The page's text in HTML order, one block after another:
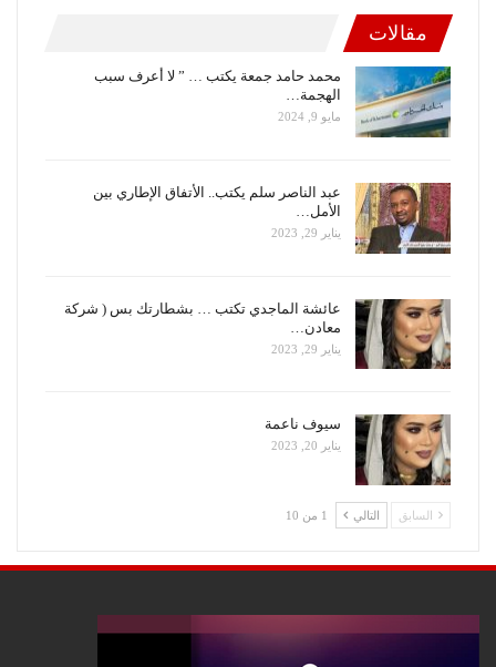
مقالات
محمد حامد جمعة يكتب … ” لا أعرف سبب
الهجمة…
مايو 9, 2024
عبد الناصر سلم يكتب.. الأتفاق الإطاري بين
الأمل…
يناير 29, 2023
عائشة الماجدي تكتب … بشطارتك بس ( شركة
معادن…
يناير 29, 2023
سيوف ناعمة
يناير 20, 2023
السابق التالي 1 من 10